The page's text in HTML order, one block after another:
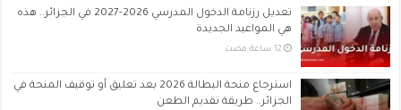
تعديل رزنامة الدخول المدرسي 2026-2027 في الجزائر.. هذه
هي المواعيد الجديدة
‏12 ساعة مضت
استرجاع منحة البطالة 2026 بعد تعليق أو توقيف المنحة في
الجزائر.. طريقة تقديم الطعن